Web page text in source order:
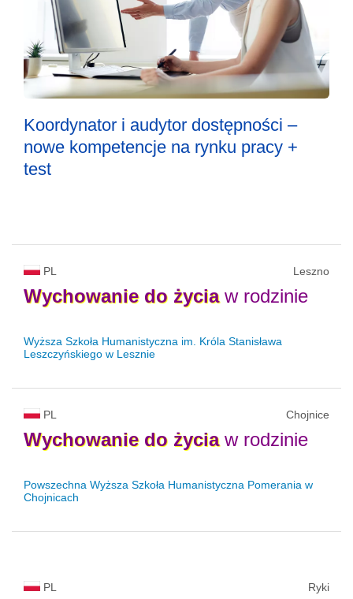
Koordynator i audytor dostępności –
nowe kompetencje na rynku pracy +
test
PL Leszno
Wychowanie do życiaw rodzinie
Wyższa Szkoła Humanistyczna im. Króla Stanisława
Leszczyńskiego w Lesznie
PL Chojnice
Wychowanie do życiaw rodzinie
Powszechna Wyższa Szkoła Humanistyczna Pomerania w
Chojnicach
PL Ryki